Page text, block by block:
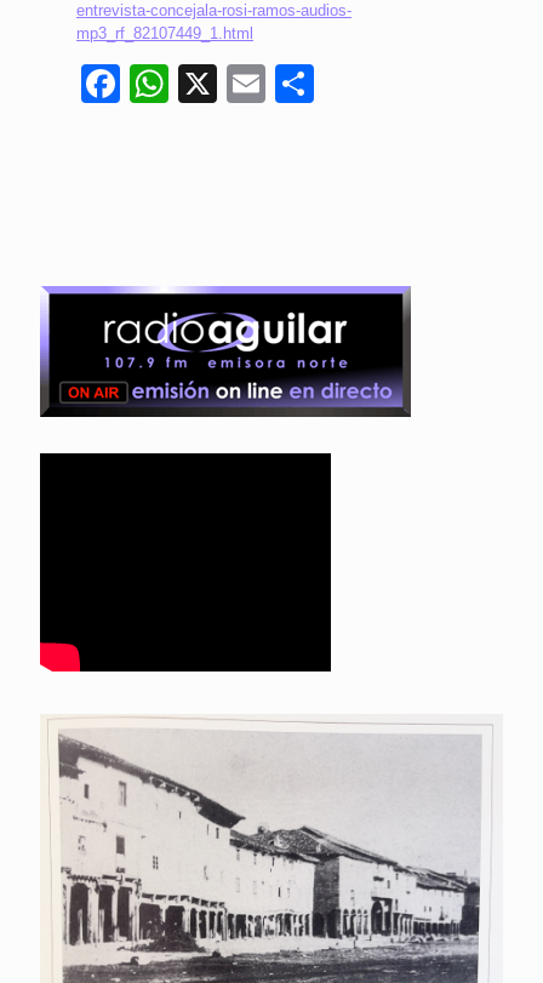
entrevista-concejala-rosi-ramos-audios-
mp3_rf_82107449_1.html
Facebook
WhatsApp
X Email